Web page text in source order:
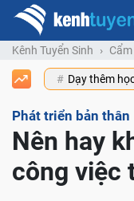
Kênh Tuyển Sinh
Dạy thêm
Phát triển bản thân
Nên hay
công việc